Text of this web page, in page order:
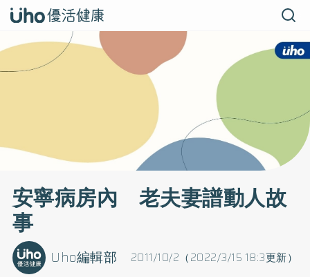
安寧病房內 老夫妻譜動人故
事
2011/10/2（2022/3/15 18:3更新）
Uho編輯部